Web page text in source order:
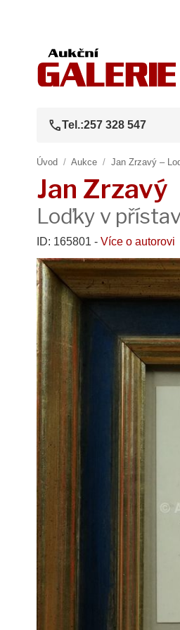
callTel.:257 328 547
Úvod / Aukce / Jan Zrzavý –
Jan Zrzavý
Loďky v
ID: 165801 - Více o autorovi